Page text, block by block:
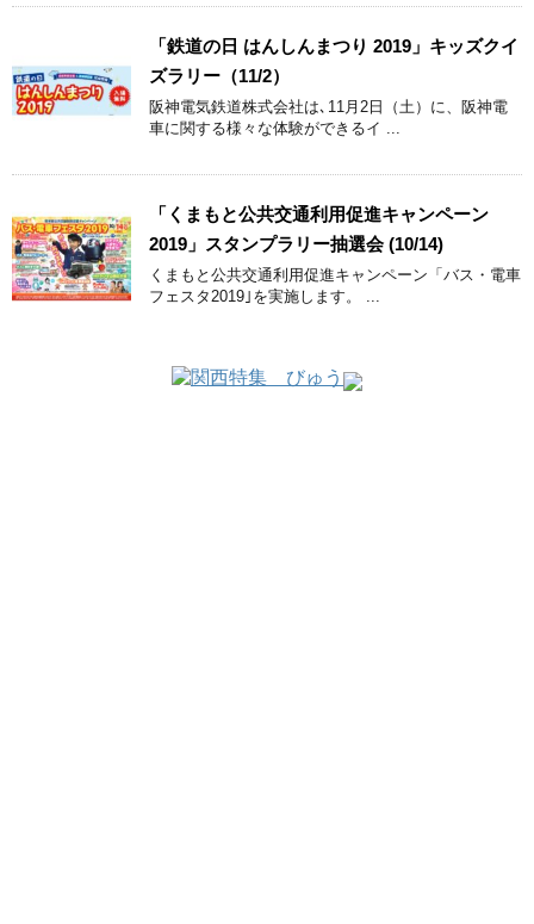
「鉄道の日 はんしんまつり 2019」キッズクイ
ズラリー（11/2）
阪神電気鉄道株式会社は､11月2日（土）に、阪神電
車に関する様々な体験ができるイ ...
「くまもと公共交通利用促進キャンペーン
2019」スタンプラリー抽選会 (10/14)
くまもと公共交通利用促進キャンペーン「バス・電車
フェスタ2019｣を実施します。 ...